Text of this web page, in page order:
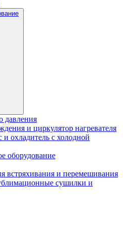
давления
и циркулятор нагревателя
охладитель с холодной
оборудование
встряхивания и перемешивания
сушилки и